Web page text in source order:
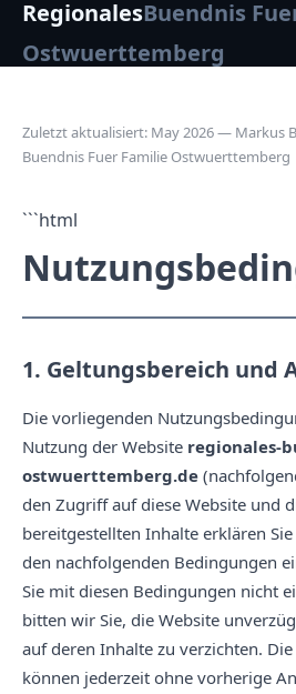
RegionalesBuendnis
Ostwuerttemberg
Zuletzt aktualisiert: May 2026 — Markus
Buendnis Fuer Familie Ostwuerttemberg
```html
1. Geltungsbereich und
Die vorliegenden
Nutzung der Website regionales-
ostwuerttemberg.de
den Zugriff auf diese Website und
bereitgestellten Inhalte erklären
den nachfolgenden Bedingungen
Sie mit diesen Bedingungen nicht
bitten wir Sie, die Website
auf deren Inhalte zu verzichten.
können jederzeit ohne vorherige